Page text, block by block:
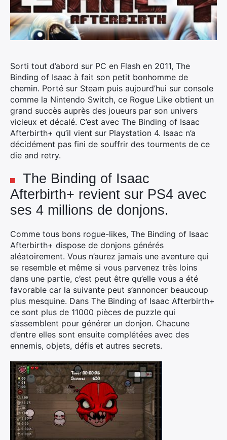
Sorti tout d’abord sur PC en Flash en 2011, The
Binding of Isaac à fait son petit bonhomme de
chemin. Porté sur Steam puis aujourd’hui sur console
comme la Nintendo Switch, ce Rogue Like obtient un
grand succès auprès des joueurs par son univers
vicieux et décalé. C’est avec The Binding of Isaac
Afterbirth+ qu’il vient sur Playstation 4. Isaac n’a
décidément pas fini de souffrir des tourments de ce
die and retry.
The Binding of Isaac
Afterbirth+ revient sur PS4 avec
ses 4 millions de donjons.
Comme tous bons rogue-likes, The Binding of Isaac
Afterbirth+ dispose de donjons générés
aléatoirement. Vous n’aurez jamais une aventure qui
se resemble et même si vous parvenez très loins
dans une partie, c’est peut être qu’elle vous a été
favorable car la suivante peut s’annoncer beaucoup
plus mesquine. Dans The Binding of Isaac Afterbirth+
ce sont plus de 11000 pièces de puzzle qui
s’assemblent pour générer un donjon. Chacune
d’entre elles sont ensuite complétées avec des
ennemis, objets, défis et autres secrets.